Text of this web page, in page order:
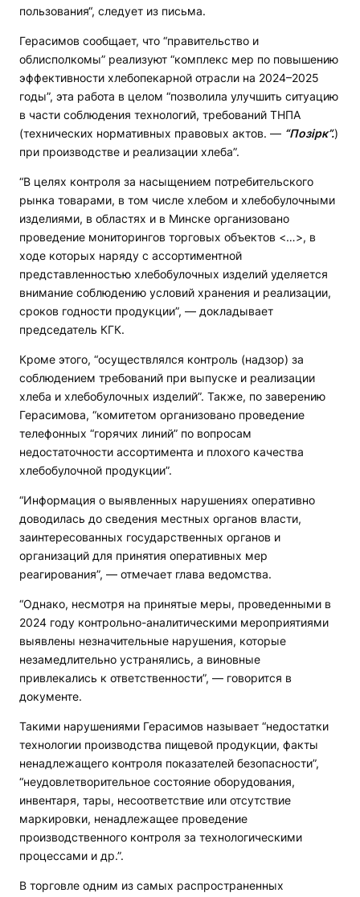
пользования“, следует из письма.
Герасимов сообщает, что “правительство и
облисполкомы” реализуют “комплекс мер по повышению
эффективности хлебопекарной отрасли на 2024–2025
годы”, эта работа в целом “позволила улучшить ситуацию
в части соблюдения технологий, требований THПA
(технических нормативных правовых актов. — “Позірк”.)
при производстве и реализации хлеба”.
“В целях контроля за насыщением потребительского
рынка товарами, в том числе хлебом и хлебобулочными
изделиями, в областях и в Минске организовано
проведение мониторингов торговых объектов <…>, в
ходе которых наряду с ассортиментной
представленностью хлебобулочных изделий уделяется
внимание соблюдению условий хранения и реализации,
сроков годности продукции”, — докладывает
председатель КГК.
Кроме этого, “осуществлялся контроль (надзор) за
соблюдением требований при выпуске и реализации
хлеба и хлебобулочных изделий”. Также, по заверению
Герасимова, “комитетом организовано проведение
телефонных “горячих линий” по вопросам
недостаточности ассортимента и плохого качества
хлебобулочной продукции”.
“Информация о выявленных нарушениях оперативно
доводилась до сведения местных органов власти,
заинтересованных государственных органов и
организаций для принятия оперативных мер
реагирования”, — отмечает глава ведомства.
“Однако, несмотря на принятые меры, проведенными в
2024 году контрольно-аналитическими мероприятиями
выявлены незначительные нарушения, которые
незамедлительно устранялись, а виновные
привлекались к ответственности”, — говорится в
документе.
Такими нарушениями Герасимов называет “недостатки
технологии производства пищевой продукции, факты
ненадлежащего контроля показателей безопасности”,
“неудовлетворительное состояние оборудования,
инвентаря, тары, несоответствие или отсутствие
маркировки, ненадлежащее проведение
производственного контроля за технологическими
процессами и др.”.
В торговле одним из самых распространенных